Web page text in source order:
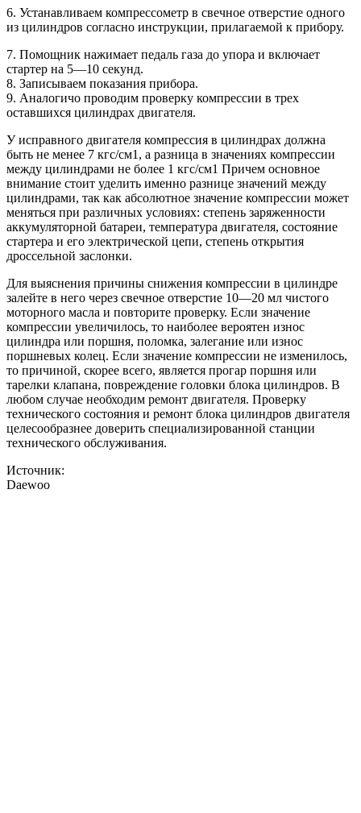
6. Устанавливаем компрессометр в свечное отверстие одного
из цилиндров согласно инструкции, прилагаемой к прибору.
7. Помощник нажимает педаль газа до упора и включает
стартер на 5—10 секунд.
8. Записываем показания прибора.
9. Аналогичо проводим проверку компрессии в трех
оставшихся цилиндрах двигателя.
У исправного двигателя компрессия в цилиндрах должна
быть не менее 7 кгс/см1, а разница в значениях компрессии
между цилиндрами не более 1 кгс/см1 Причем основное
внимание стоит уделить именно разнице значений между
цилиндрами, так как абсолютное значение компрессии может
меняться при различных условиях: степень заряженности
аккумуляторной батареи, температура двигателя, состояние
стартера и его электрической цепи, степень открытия
дроссельной заслонки.
Для выяснения причины снижения компрессии в цилиндре
залейте в него через свечное отверстие 10—20 мл чистого
моторного масла и повторите проверку. Если значение
компрессии увеличилось, то наиболее вероятен износ
цилиндра или поршня, поломка, залегание или износ
поршневых колец. Если значение компрессии не изменилось,
то причиной, скорее всего, является прогар поршня или
тарелки клапана, повреждение головки блока цилиндров. В
любом случае необходим ремонт двигателя. Проверку
технического состояния и ремонт блока цилиндров двигателя
целесообразнее доверить специализированной станции
технического обслуживания.
Источник:
Daewoo